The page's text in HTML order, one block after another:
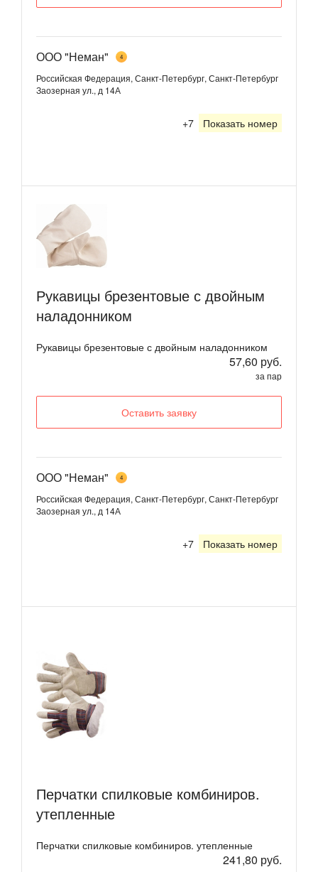
ООО "Неман" 4
Российская Федерация, Санкт-Петербург, Санкт-Петербург
Заозерная ул., д 14А
+7 Показать номер
Рукавицы брезентовые с двойным
наладонником
Рукавицы брезентовые с двойным наладонником
57,60 руб.
за пар
Оставить заявку
ООО "Неман" 4
Российская Федерация, Санкт-Петербург, Санкт-Петербург
Заозерная ул., д 14А
+7 Показать номер
Перчатки спилковые комбиниров.
утепленные
Перчатки спилковые комбиниров. утепленные
241,80 руб.